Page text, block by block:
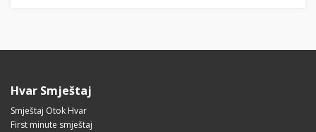
Hvar Smještaj
Smještaj Otok Hvar
First minute smještaj